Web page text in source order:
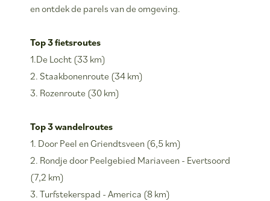
en ontdek de parels van de omgeving.
Top 3 fietsroutes
1.De Locht (33 km)
2. Staakbonenroute (34 km)
3. Rozenroute (30 km)
Top 3 wandelroutes
1. Door Peel en Griendtsveen (6,5 km)
2. Rondje door Peelgebied Mariaveen - Evertsoord
(7,2 km)
3. Turfstekerspad - America (8 km)